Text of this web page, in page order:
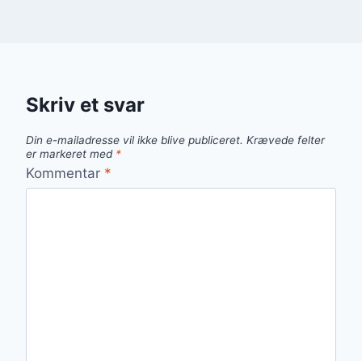
Skriv et svar
Din e-mailadresse vil ikke blive publiceret. Krævede felter
er markeret med *
Kommentar *